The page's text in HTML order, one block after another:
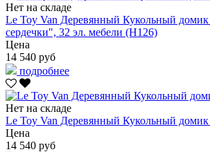
Нет на складе
Le Toy Van Деревянный Кукольный
сердечки", 32 эл. мебели (H126)
Цена
14 540 руб
подробнее
Нет на складе
Le Toy Van Деревянный Кукольный
Цена
14 540 руб